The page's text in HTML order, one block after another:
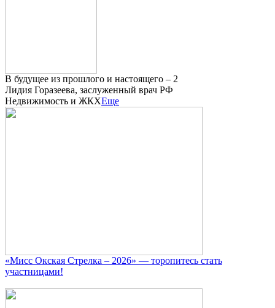
В будущее из прошлого и настоящего – 2
Лидия Горазеева, заслуженный врач РФ
Недвижимость и ЖКХЕще
«Мисс Окская Стрелка – 2026» — торопитесь стать
участницами!